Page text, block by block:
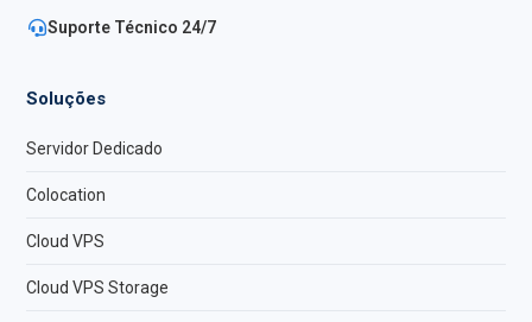
Suporte Técnico 24/7
Soluções
Servidor Dedicado
Colocation
Cloud VPS
Cloud VPS Storage